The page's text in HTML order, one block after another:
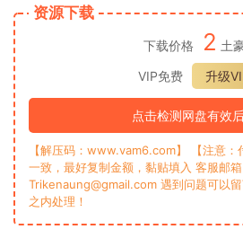
资源下载
下载价格 2 土
VIP免费
升级
点击检测网盘有效
【解压码：www.vam6.com】 【注意：
一致，最好复制金额，黏贴填入 客服邮箱
Trikenaung@gmail.com 遇到问题可以
之内处理！